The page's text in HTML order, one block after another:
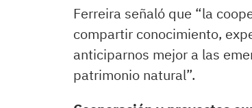
Ferreira señaló que “la
compartir conocimiento,
anticiparnos mejor a las
patrimonio natural”.